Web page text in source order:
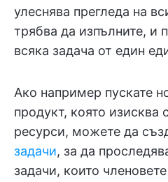
улеснява прегледа на
трябва да изпълните, и
всяка задача от един
Ако например пускате
продукт, която изисква
ресурси, можете да
задачи, за да
задачи, които